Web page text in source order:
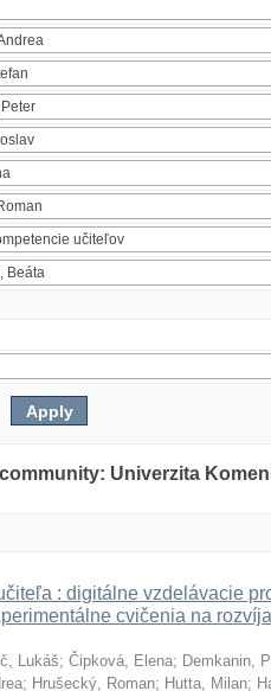
Univerzita
: digitálne vzdelávacie
cvičenia na
Lukáš; Čipková, Elena; Demkanin,
; Hrušecký, Roman; Hutta, Milan;